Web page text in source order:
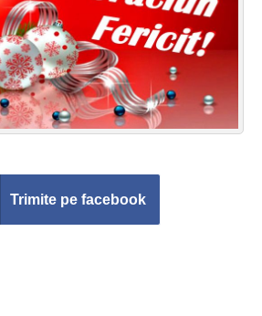
Conecteaza-te
Trimite pe facebook